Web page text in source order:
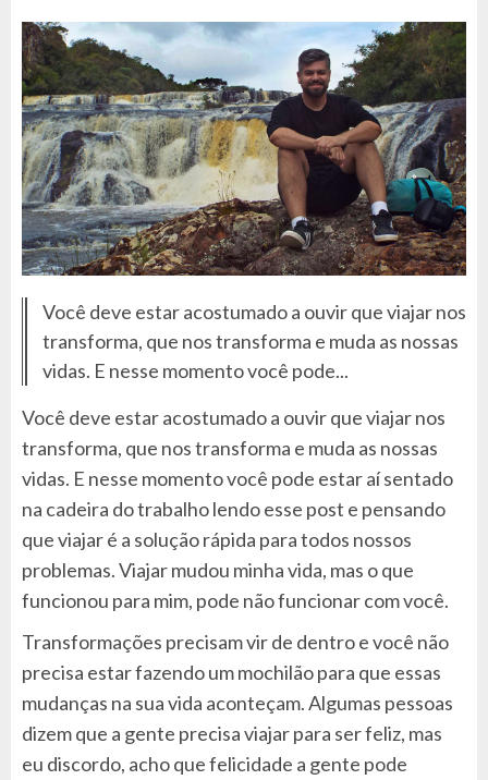
Você deve estar acostumado a ouvir que viajar nos
transforma, que nos transforma e muda as nossas
vidas. E nesse momento você pode...
Você deve estar acostumado a ouvir que viajar nos
transforma, que nos transforma e muda as nossas
vidas. E nesse momento você pode estar aí sentado
na cadeira do trabalho lendo esse post e pensando
que viajar é a solução rápida para todos nossos
problemas.Viajar mudou minha vida, mas o que
funcionou para mim, pode não funcionar com você.
Transformações precisam vir de dentro e você não
precisa estar fazendo um mochilão para que essas
mudanças na sua vida aconteçam. Algumas pessoas
dizem que a gente precisa viajar para ser feliz, mas
eu discordo, acho que felicidade a gente pode